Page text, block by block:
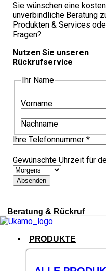
Sie wünschen eine
unverbindliche Beratung
Produkten & Services
Fragen?
Nutzen Sie unseren
Rückrufservice
Ihr Name
Vorname
Nachname
Ihre Telefonnummer *
Gewünschte Uhrzeit für
Absenden
Beratung & Rückruf
PRODUKTE